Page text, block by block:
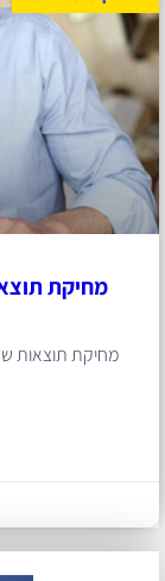
מחיקת
מחיקת תוצאות